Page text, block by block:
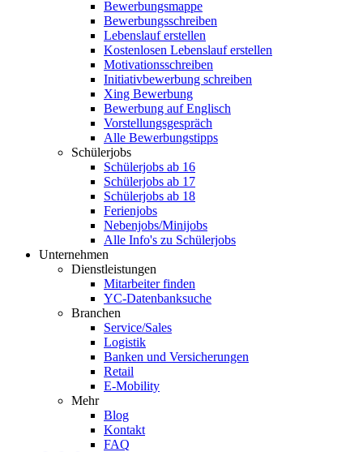
Bewerbungsmappe
Bewerbungsschreiben
Lebenslauf erstellen
Kostenlosen Lebenslauf erstellen
Motivationsschreiben
Initiativbewerbung schreiben
Xing Bewerbung
Bewerbung auf Englisch
Vorstellungsgespräch
Alle Bewerbungstipps
Schülerjobs
Schülerjobs ab 16
Schülerjobs ab 17
Schülerjobs ab 18
Ferienjobs
Nebenjobs/Minijobs
Alle Info's zu Schülerjobs
Unternehmen
Dienstleistungen
Mitarbeiter finden
YC-Datenbanksuche
Branchen
Service/Sales
Logistik
Banken und Versicherungen
Retail
E-Mobility
Mehr
Blog
Kontakt
FAQ